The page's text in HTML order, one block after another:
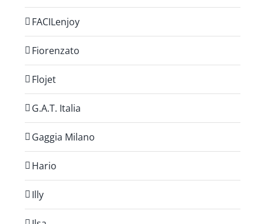
FACILenjoy
Fiorenzato
Flojet
G.A.T. Italia
Gaggia Milano
Hario
Illy